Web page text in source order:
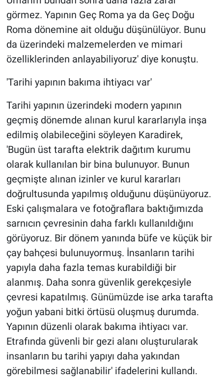
görmez. Yapının Geç Roma ya da Geç Doğu
Roma dönemine ait olduğu düşünülüyor. Bunu
da üzerindeki malzemelerden ve mimari
özelliklerinden anlayabiliyoruz' diye konuştu.
'Tarihi yapının bakıma ihtiyacı var'
Tarihi yapının üzerindeki modern yapının
geçmiş dönemde alınan kurul kararlarıyla inşa
edilmiş olabileceğini söyleyen Karadirek,
'Bugün üst tarafta elektrik dağıtım kurumu
olarak kullanılan bir bina bulunuyor. Bunun
geçmişte alınan izinler ve kurul kararları
doğrultusunda yapılmış olduğunu düşünüyoruz.
Eski çalışmalara ve fotoğraflara baktığımızda
sarnıcın çevresinin daha farklı kullanıldığını
görüyoruz. Bir dönem yanında büfe ve küçük bir
çay bahçesi bulunuyormuş. İnsanların tarihi
yapıyla daha fazla temas kurabildiği bir
alanmış. Daha sonra güvenlik gerekçesiyle
çevresi kapatılmış. Günümüzde ise arka tarafta
yoğun yabani bitki örtüsü oluşmuş durumda.
Yapının düzenli olarak bakıma ihtiyacı var.
Etrafında güvenli bir gezi alanı oluşturularak
insanların bu tarihi yapıyı daha yakından
görebilmesi sağlanabilir' ifadelerini kullandı.